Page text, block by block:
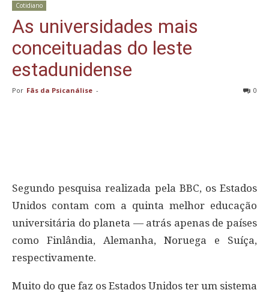
Cotidiano
As universidades mais
conceituadas do leste
estadunidense
Por Fãs da Psicanálise - 0
Segundo pesquisa realizada pela BBC, os Estados
Unidos contam com a quinta melhor educação
universitária do planeta — atrás apenas de países
como Finlândia, Alemanha, Noruega e Suíça,
respectivamente.
Muito do que faz os Estados Unidos ter um sistema